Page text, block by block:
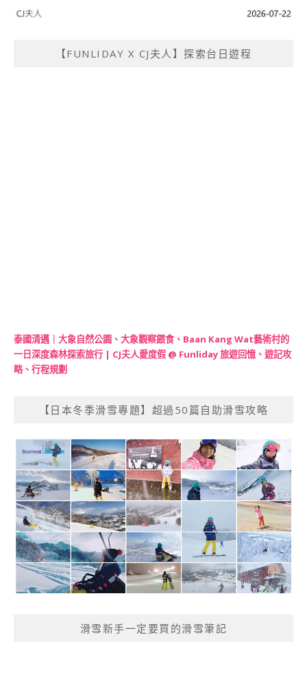
【FUNLIDAY X CJ夫人】探索台日遊程
泰國清邁｜大象自然公園、大象觀察餵食、Baan Kang Wat藝術村的
一日深度森林探索旅行 | CJ夫人愛度假 @ Funliday 旅遊回憶、遊記攻
略、行程規劃
【日本冬季滑雪專題】超過50篇自助滑雪攻略
滑雪新手一定要買的滑雪筆記